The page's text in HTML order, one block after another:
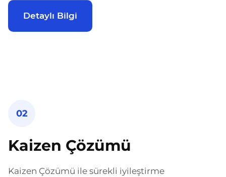
Detaylı Bilgi
02
Kaizen Çözümü
Kaizen Çözümü ile sürekli iyileştirme